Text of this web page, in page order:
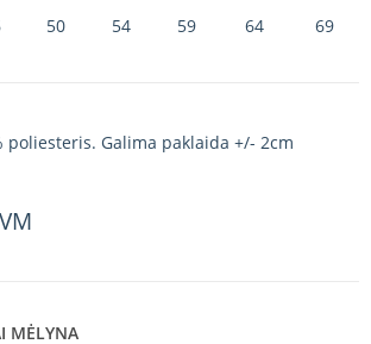
50 54 59 64 69
poliesteris. Galima paklaida +/- 2cm
MĖLYNA